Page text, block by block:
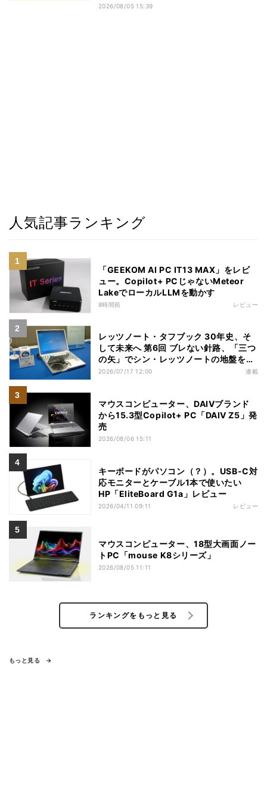
2026/08/05 15:39
人気記事ランキング
「GEEKOM AI PC IT13 MAX」をレビ
ュー。Copilot+ PCじゃないMeteor
LakeでローカルLLMを動かす
8時間前 レビュー
レッツノート・タフブック 30年史、そ
して未来へ 第6回 ブレない針路、「三つ
の矢」でシン・レッツノートの地盤を築
く
2026/07/17 12:00 連載
マウスコンピューター、DAIVブランド
から15.3型Copilot+ PC「DAIV Z5」発
売
2026/08/06 15:11
キーボードがパソコン（？）。USB-C対
応モニターとケーブル1本で使いたい
HP「EliteBoard G1a」レビュー
2026/04/11 09:11 レビュー
マウスコンピューター、18型大画面ノー
トPC「mouse K8シリーズ」
2026/08/05 11:11
ランキングをもっと見る
もっと見る